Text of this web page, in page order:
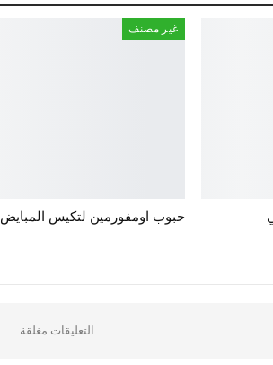
غير مصنف
حبوب اومفورمين لتكيس المبايض
التعليقات مغلقة.